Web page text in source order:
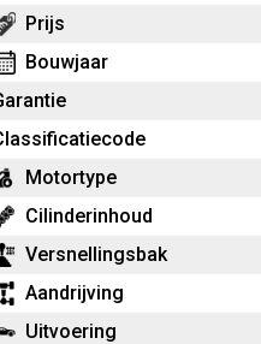
Prijs
Bouwjaar
Motortype
Cilinderinhoud
Versnellingsbak
Aandrijving
Uitvoering